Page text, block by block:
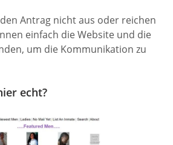
Antrag nicht aus oder reichen
einfach die Website und die
um die Kommunikation zu
echt?